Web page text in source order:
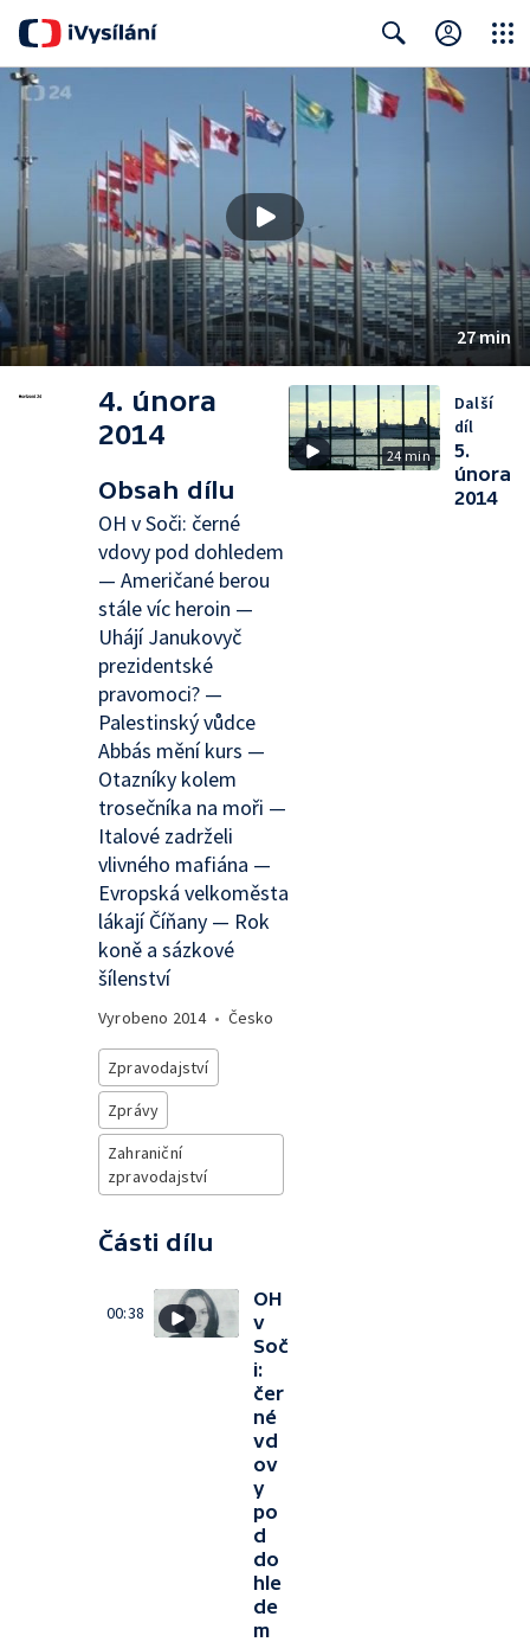
Search Close
27 min
4. února
2014
Obsah dílu
OH v Soči: černé
vdovy pod dohledem
— Američané berou
stále víc heroin —
Uhájí Janukovyč
prezidentské
pravomoci? —
Palestinský vůdce
Abbás mění kurs —
Otazníky kolem
trosečníka na moři —
Italové zadrželi
vlivného mafiána —
Evropská velkoměsta
lákají Číňany — Rok
koně a sázkové
šílenství
Vyrobeno 2014• Česko
Zpravodajství
Zprávy
Zahraniční
zpravodajství
Části dílu
00:38
OH
v
Soč
i:
čer
né
vd
ov
y
po
d
do
hle
de
m
24 min
Další
díl
5.
února
2014